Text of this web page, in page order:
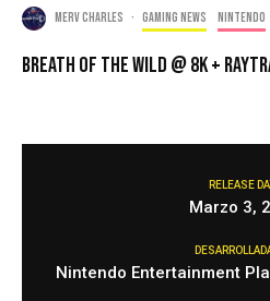
Merv Charles · Gaming news Nintendo
Breath of the Wild @ 8K +
RELEASE
Marzo 3,
Nintendo Entertainment